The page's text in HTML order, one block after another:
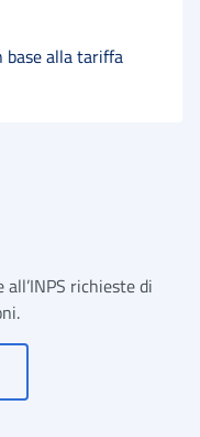
base alla tariffa
richieste di